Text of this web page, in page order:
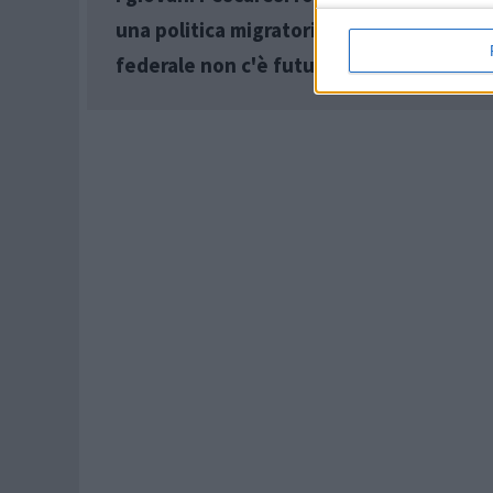
una politica migratoria umana ed un'
federale non c'è futuro